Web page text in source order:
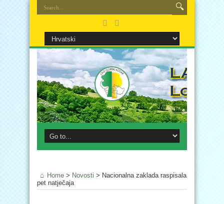
Home > Novosti > Nacionalna zaklada raspisala
pet natječaja